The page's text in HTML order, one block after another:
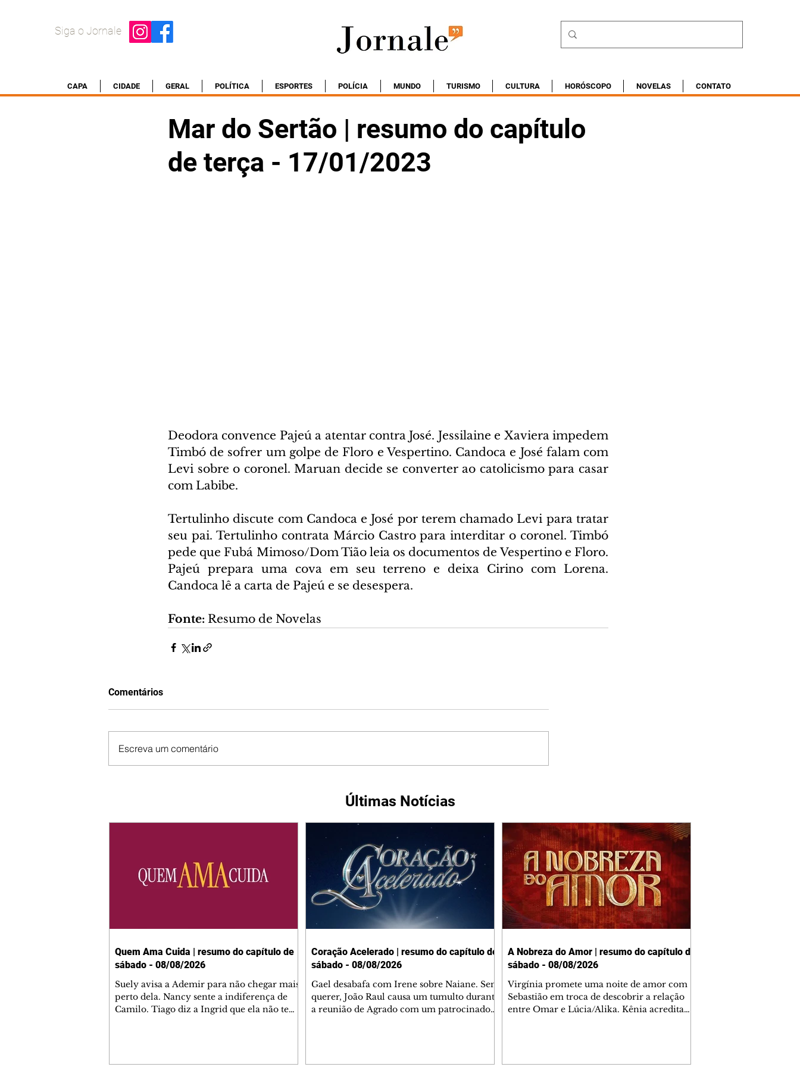
Siga o Jornale
CAPA CIDADE GERAL POLÍTICA ESPORTES POLÍCIA MUNDO TURISMO CULTURA HORÓSCOPO NOVELAS CONTATO
Mar do Sertão | resumo do capítulo
de terça - 17/01/2023
Deodora convence Pajeú a atentar contra José. Jessilaine e Xaviera impedem
Timbó de sofrer um golpe de Floro e Vespertino. Candoca e José falam com
Levi sobre o coronel. Maruan decide se converter ao catolicismo para casar
com Labibe.
Tertulinho discute com Candoca e José por terem chamado Levi para tratar
seu pai. Tertulinho contrata Márcio Castro para interditar o coronel. Timbó
pede que Fubá Mimoso/Dom Tião leia os documentos de Vespertino e Floro.
Pajeú prepara uma cova em seu terreno e deixa Cirino com Lorena.
Candoca lê a carta de Pajeú e se desespera.
Fonte: Resumo de Novelas
Comentários
Escreva um comentário
Últimas Notícias
Quem Ama Cuida | resumo do capítulo de
sábado - 08/08/2026
Suely avisa a Ademir para não chegar mais
perto dela. Nancy sente a indiferença de
Camilo. Tiago diz a Ingrid que ela não tem
Coração Acelerado | resumo do capítulo de
sábado - 08/08/2026
Gael desabafa com Irene sobre Naiane. Sem
querer, João Raul causa um tumulto durante
a reunião de Agrado com um patrocinador.
A Nobreza do Amor | resumo do capítulo de
sábado - 08/08/2026
Virgínia promete uma noite de amor com
Sebastião em troca de descobrir a relação
entre Omar e Lúcia/Alika. Kênia acredita